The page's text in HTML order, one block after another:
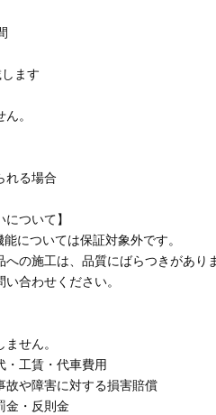
ます
。
れる場合
ついて】
については保証対象外です。
の施工は、品質にばらつきがあり
合わせください。
せん。
・工賃・代車費用
故や障害に対する損害賠償
金・反則金